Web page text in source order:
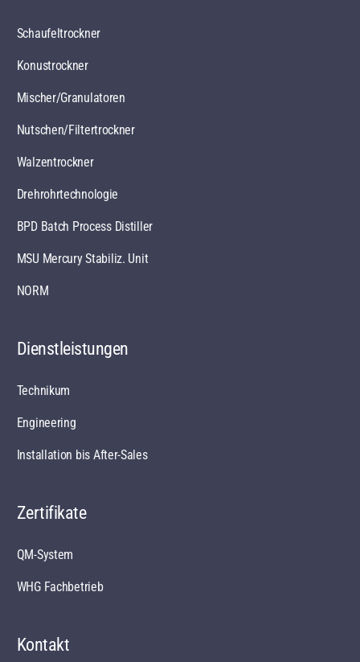
Schaufeltrockner
Konustrockner
Mischer/Granulatoren
Nutschen/Filtertrockner
Walzentrockner
Drehrohrtechnologie
BPD Batch Process Distiller
MSU Mercury Stabiliz. Unit
NORM
Dienstleistungen
Technikum
Engineering
Installation bis After-Sales
Zertifikate
QM-System
WHG Fachbetrieb
Kontakt